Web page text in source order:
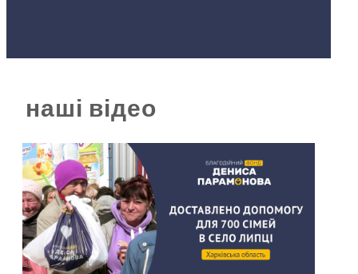
наші відео